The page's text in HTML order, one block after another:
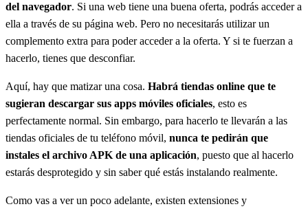
del navegador. Si una web tiene una buena oferta, podrás acceder a
ella a través de su página web. Pero no necesitarás utilizar un
complemento extra para poder acceder a la oferta. Y si te fuerzan a
hacerlo, tienes que desconfiar.
Aquí, hay que matizar una cosa. Habrá tiendas online que te
sugieran descargar sus apps móviles oficiales, esto es
perfectamente normal. Sin embargo, para hacerlo te llevarán a las
tiendas oficiales de tu teléfono móvil, nunca te pedirán que
instales el archivo APK de una aplicación, puesto que al hacerlo
estarás desprotegido y sin saber qué estás instalando realmente.
Como vas a ver un poco adelante, existen extensiones y